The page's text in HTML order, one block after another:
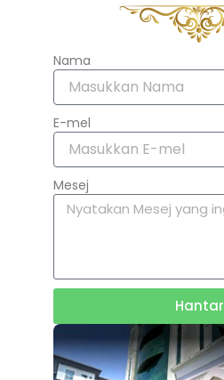
Nama
E-mel
Mesej
Hantar